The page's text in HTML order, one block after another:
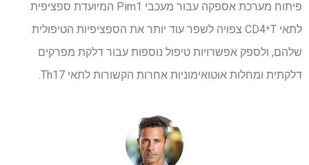
פיתוח מערכת אספקה ​​עבור מעכבי Pim1 המיועדת ספציפית
לתאי CD4⁺T צפויה לשפר עוד יותר את הספציפיות הטיפולית
שלהם, ולספק אפשרויות טיפול נוספות עבור דלקת מפרקים
דלקתית ומחלות אוטואימוניות אחרות הקשורות לתאי Th17.